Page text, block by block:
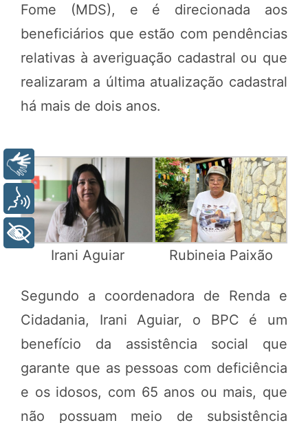
Fome (MDS), e é direcionada aos
beneficiários que estão com pendências
relativas à averiguação cadastral ou que
realizaram a última atualização cadastral
há mais de dois anos.
Irani Aguiar Rubineia Paixão
Segundo a coordenadora de Renda e
Cidadania, Irani Aguiar, o BPC é um
benefício da assistência social que
garante que as pessoas com deficiência
e os idosos, com 65 anos ou mais, que
não possuam meio de subsistência
Libras
Voz
+ Acessibilidade